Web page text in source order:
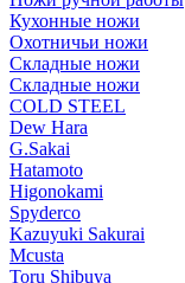
Кухонные ножи
Охотничьи ножи
Складные ножи
Складные ножи
COLD STEEL
Dew Hara
G.Sakai
Hatamoto
Higonokami
Spyderco
Kazuyuki Sakurai
Mcusta
Toru Shibuya